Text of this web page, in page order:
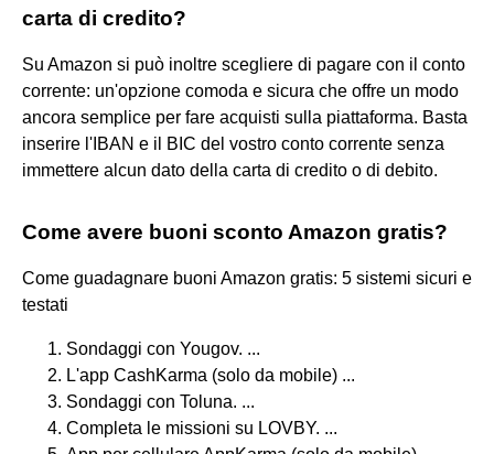
carta di credito?
Su Amazon si può inoltre scegliere di pagare con il conto
corrente: un'opzione comoda e sicura che offre un modo
ancora semplice per fare acquisti sulla piattaforma. Basta
inserire l'IBAN e il BIC del vostro conto corrente senza
immettere alcun dato della carta di credito o di debito.
Come avere buoni sconto Amazon gratis?
Come guadagnare buoni Amazon gratis: 5 sistemi sicuri e
testati
Sondaggi con Yougov. ...
L'app CashKarma (solo da mobile) ...
Sondaggi con Toluna. ...
Completa le missioni su LOVBY. ...